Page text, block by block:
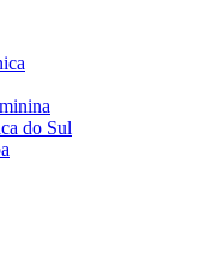
do Sul